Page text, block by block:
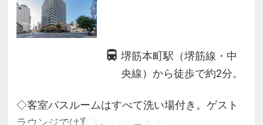
堺筋本町駅（堺筋線・中
央線）から徒歩で約2分。
◇客室バスルームはすべて洗い場付き。ゲスト
ラウンジでは寛ぎのひとときを。